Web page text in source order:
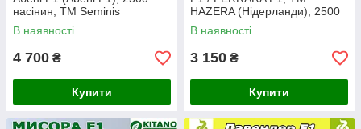
насінин, ТМ Seminis
(Нідерланди)
В наявності
4 700 ₴
Купити
HAZERA (Нідерланди), 2500
насіння
В наявності
3 150 ₴
Купити